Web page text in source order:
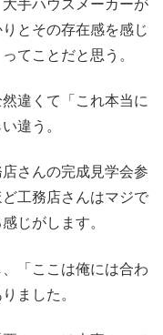
手ハウスメーカーが
とその存在感を感じ
ってことだと思う。
違くて「これ本当に
違う。
さんの完成見学会参
工務店さんはマジで
じがします。
「ここは俺には合わ
ました。